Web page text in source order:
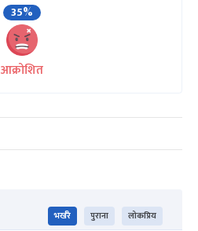
35%
आक्रोशित
भर्खरै पुराना लोकप्रिय